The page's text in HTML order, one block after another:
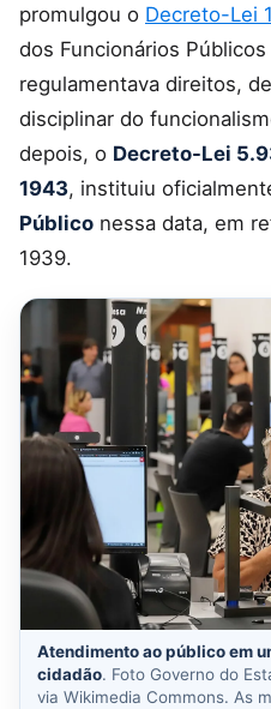
promulgou o Decreto-Lei
dos Funcionários
regulamentava direitos,
disciplinar do
depois, o Decreto-Lei
1943, instituiu
Público nessa data, em
1939.
Atendimento ao público em
cidadão. Foto Governo do
via Wikimedia Commons. As